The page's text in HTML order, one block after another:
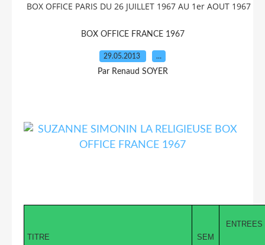
BOX OFFICE PARIS DU 26 JUILLET 1967 AU 1er AOUT 1967
BOX OFFICE FRANCE 1967
29.05.2013 …
Par Renaud SOYER
TITRE SEM
ENTREES